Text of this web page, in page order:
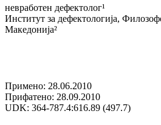
невработен дефектолог¹
Институт за дефектологија,
Македонија²
Примено: 28.06.2010
Прифатено: 28.09.2010
UDK: 364-787.4:616.89 (497.7)